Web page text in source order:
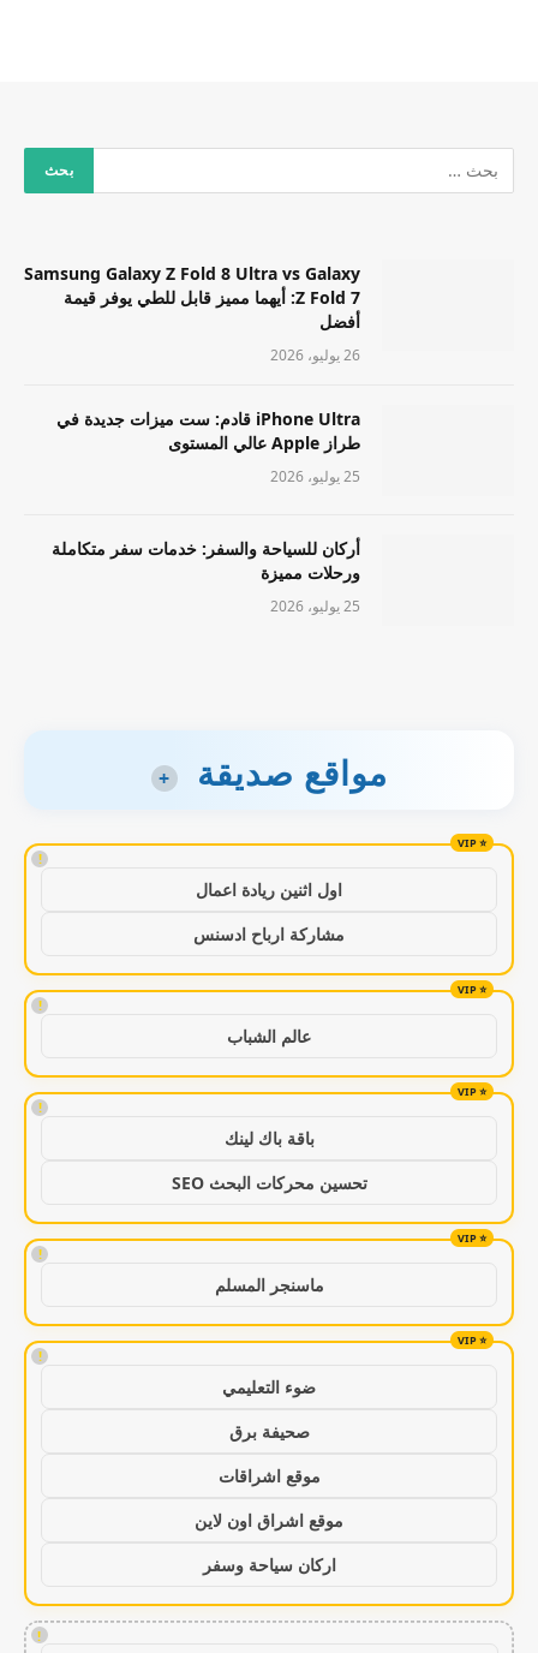
Samsung Galaxy Z Fold 8 Ultra vs Galaxy
Z Fold 7: أيهما مميز قابل للطي يوفر قيمة
أفضل
26 يوليو، 2026
iPhone Ultra قادم: ست ميزات جديدة في
طراز Apple عالي المستوى
25 يوليو، 2026
أركان للسياحة والسفر: خدمات سفر متكاملة
ورحلات مميزة
25 يوليو، 2026
مواقع صديقة +
!
اول اثنين ريادة اعمال
مشاركة ارباح ادسنس
!
عالم الشباب
!
باقة باك لينك
تحسين محركات البحث SEO
!
ماسنجر المسلم
!
ضوء التعليمي
صحيفة برق
موقع اشراقات
موقع اشراق اون لاين
اركان سياحة وسفر
!